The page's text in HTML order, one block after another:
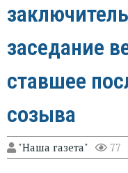
заседание
ставшее
созыва
"Наша газета" 77